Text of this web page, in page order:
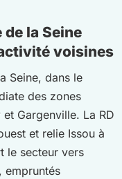
de la Seine
voisines
Seine, dans le
des zones
et Gargenville. La RD
et relie Issou à
le secteur vers
empruntés